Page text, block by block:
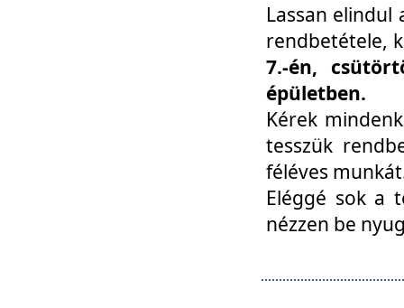
Lassan elindul
rendbetétele,
7.-én,
épületben.
Kérek
tesszük
féléves
Eléggé sok a
nézzen be